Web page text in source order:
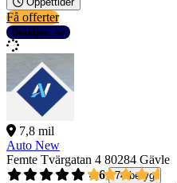
Få offerter
Detaljer
7,8 mil
Auto New
Femte Tvärgatan 4 80284 Gävle
4,6
74 betyg